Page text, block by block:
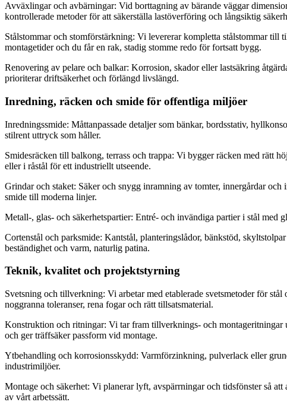
Avväxlingar och avbärningar: Vid borttagning av bärande väggar
kontrollerade metoder för att säkerställa lastöverföring och långsiktig
Stålstommar och stomförstärkning: Vi levererar kompletta stålstommar
montagetider och du får en rak, stadig stomme redo för fortsatt bygg.
Renovering av pelare och balkar: Korrosion, skador eller lastsäkring
prioriterar driftsäkerhet och förlängd livslängd.
Inredning, räcken och smide för offentliga miljöer
Inredningssmide: Måttanpassade detaljer som bänkar, bordsstativ,
stilrent uttryck som håller.
Smidesräcken till balkong, terrass och trappa: Vi bygger räcken med rätt
eller i råstål för ett industriellt utseende.
Grindar och staket: Säker och snygg inramning av tomter, innergårdar
smide till moderna linjer.
Metall-, glas- och säkerhetspartier: Entré- och invändiga partier i stål
Cortenstål och parksmide: Kantstål, planteringslådor, bänkstöd,
beständighet och varm, naturlig patina.
Teknik, kvalitet och projektstyrning
Svetsning och tillverkning: Vi arbetar med etablerade svetsmetoder för
noggranna toleranser, rena fogar och rätt tillsatsmaterial.
Konstruktion och ritningar: Vi tar fram tillverknings- och
och ger träffsäker passform vid montage.
Ytbehandling och korrosionsskydd: Varmförzinkning, pulverlack eller
industrimiljöer.
Montage och säkerhet: Vi planerar lyft, avspärrningar och tidsfönster så
av vårt arbetssätt.